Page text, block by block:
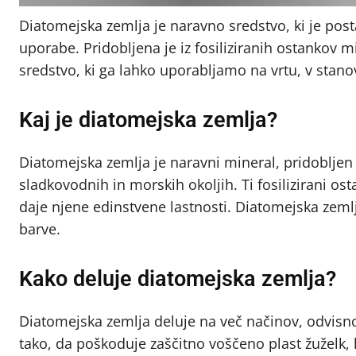
Diatomejska zemlja je naravno sredstvo, ki je
uporabe. Pridobljena je iz fosiliziranih ostankov
sredstvo, ki ga lahko uporabljamo na vrtu, v
Kaj je diatomejska zemlja?
Diatomejska zemlja je naravni mineral,
sladkovodnih in morskih okoljih. Ti fosilizirani
daje njene edinstvene lastnosti. Diatomejska
barve.
Kako deluje diatomejska zemlja?
Diatomejska zemlja deluje na več načinov,
tako, da poškoduje zaščitno voščeno plast